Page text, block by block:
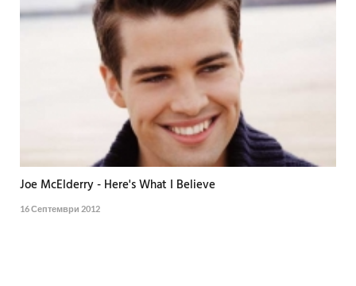
Joe McElderry - Here's What I Believe
16 Септември 2012